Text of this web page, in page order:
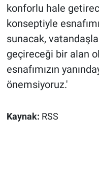
konforlu hale
konseptiyle
sunacak,
geçireceği bir alan
esnafımızın
önemsiyoruz.'
Kaynak: RSS